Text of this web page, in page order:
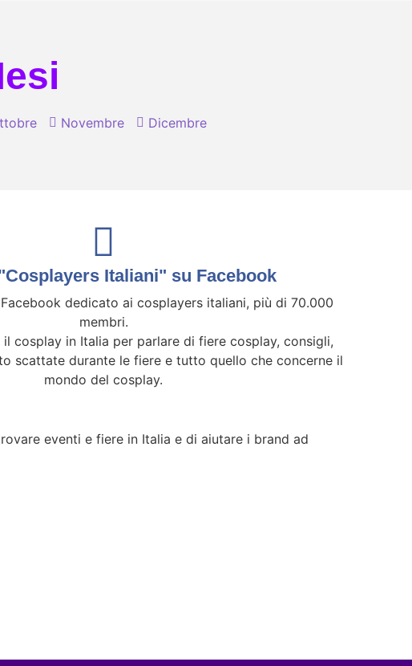
Novembre Dicembre
Italiani" su Facebook
dedicato ai cosplayers italiani, più di 70.000
membri.
cosplay in Italia per parlare di fiere cosplay, consigli,
scattate durante le fiere e tutto quello che concerne il
mondo del cosplay.
eventi e fiere in Italia e di aiutare i brand ad